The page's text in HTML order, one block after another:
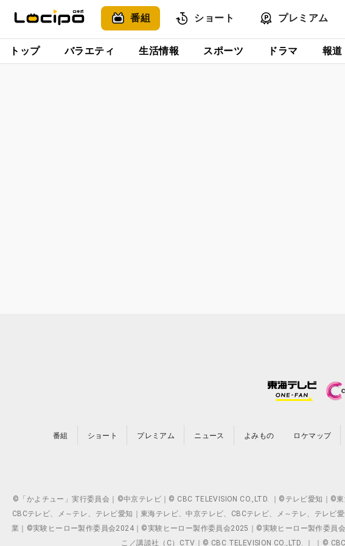
番組 ショート プレミアム
トップ バラエティ 生活情報 スポーツ ドラマ 報道
番組 ショート プレミアム ニュース よみもの ロケマップ
©「かよチュー」実行委員会｜©中京テレビ｜© CBC TELEVISION CO.,LTD. ｜©テレビ愛知｜©
CBCテレビ、メ～テレ、テレビ愛知｜東海テレビ、中京テレビ、CBCテレビ、メ～テレ、テレ
業｜©実験ヒーロー製作委員会2024｜©実験ヒーロー製作委員会2025｜©実験ヒーロー製作委員
こ／講談社（C）CTV｜© CBC TELEVISION CO.,LTD. ｜ ｜©